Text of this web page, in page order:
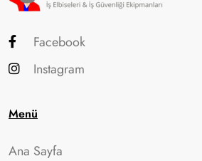
Facebook
Instagram
Menü
Ana Sayfa